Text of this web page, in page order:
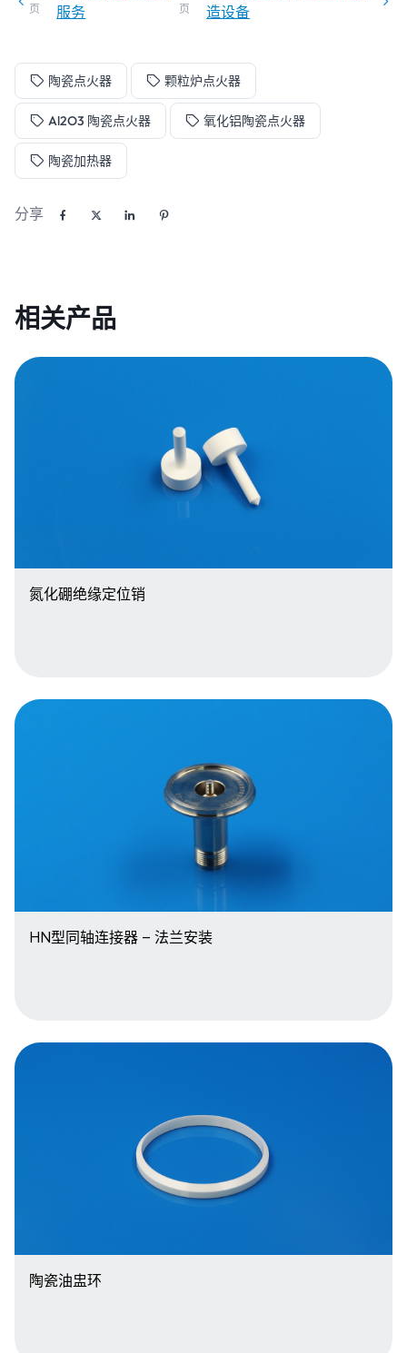
页
服务
页
造设备
陶瓷点火器 颗粒炉点火器
Al2O3 陶瓷点火器 氧化铝陶瓷点火器
陶瓷加热器
分享
相关产品
氮化硼绝缘定位销
HN型同轴连接器 – 法兰安装
陶瓷油盅环